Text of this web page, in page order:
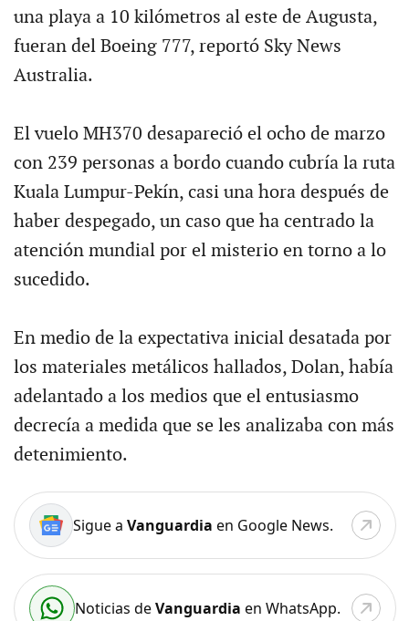
una playa a 10 kilómetros al este de Augusta,
fueran del Boeing 777, reportó Sky News
Australia.
El vuelo MH370 desapareció el ocho de marzo
con 239 personas a bordo cuando cubría la ruta
Kuala Lumpur-Pekín, casi una hora después de
haber despegado, un caso que ha centrado la
atención mundial por el misterio en torno a lo
sucedido.
En medio de la expectativa inicial desatada por
los materiales metálicos hallados, Dolan, había
adelantado a los medios que el entusiasmo
decrecía a medida que se les analizaba con más
detenimiento.
Sigue a Vanguardia en Google News.
Noticias deVanguardia en WhatsApp.